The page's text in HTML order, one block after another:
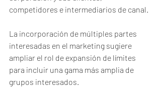
competidores e intermediarios de canal.
La incorporación de múltiples partes
interesadas en el marketing sugiere
ampliar el rol de expansión de límites
para incluir una gama más amplia de
grupos interesados.